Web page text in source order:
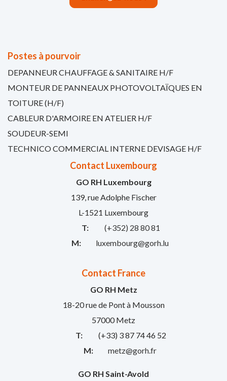
Postes à pourvoir
DEPANNEUR CHAUFFAGE & SANITAIRE H/F
MONTEUR DE PANNEAUX PHOTOVOLTAÏQUES EN
TOITURE (H/F)
CABLEUR D'ARMOIRE EN ATELIER H/F
SOUDEUR-SEMI
TECHNICO COMMERCIAL INTERNE DEVISAGE H/F
Contact Luxembourg
GO RH Luxembourg
139, rue Adolphe Fischer
L-1521 Luxembourg
T:
(+352) 28 80 81
M:
luxembourg@gorh.lu
Contact France
GO RH Metz
18-20 rue de Pont à Mousson
57000 Metz
T:
(+33) 3 87 74 46 52
M:
metz@gorh.fr
GO RH Saint-Avold